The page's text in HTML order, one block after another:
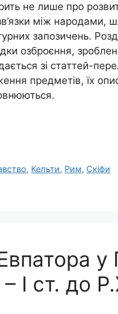
не лише про
між народами,
запозичень.
озброєння,
зі статтей-
предметів, їх
, Кельти, Рим, Скіфи
у
– І ст. до